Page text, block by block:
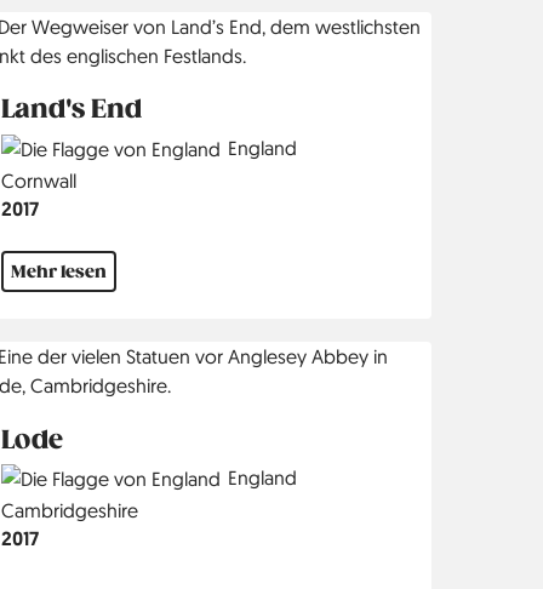
Land's End
Country
England
Region
Cornwall
Jahr
2017
Mehr lesen
Lode
Country
England
Region
Cambridgeshire
Jahr
2017